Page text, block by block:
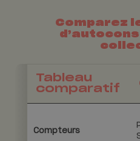
Comparez
d’
Tableau
comparatif
Compteurs